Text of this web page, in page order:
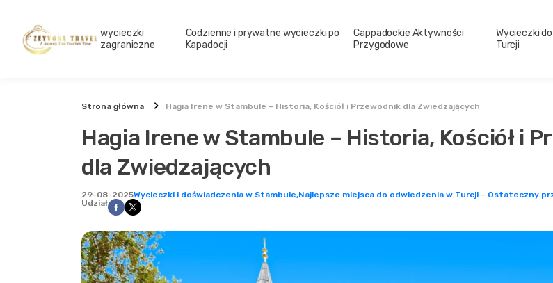
wycieczki
zagraniczne
Codzienne i prywatne wycieczki po
Kapadocji
Cappadockie Aktywności
Przygodowe
Wycieczki do
Turcji
Strona główna Hagia Irene w Stambule – Historia, Kościół i Przewodnik dla Zwiedzających
Hagia Irene w Stambule – Historia, Kościół i
dla Zwiedzających
29-08-2025Wycieczki i doświadczenia w Stambule,Najlepsze miejsca do odwiedzenia w Turcji – Ostateczny
Udział